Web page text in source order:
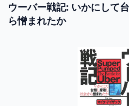
ウーバー戦記: いかにして
ら憎まれたか